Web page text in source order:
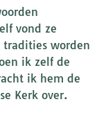
vond ze
tradities worden
ik zelf de
ik hem de
Kerk over.